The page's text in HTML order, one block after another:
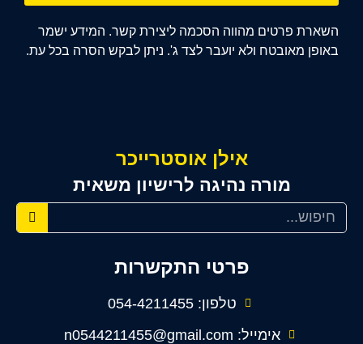
פרטי התקשרות
טלפון: 054-4211455
אימייל: n0544211455@gmail.com
אילן אוסטרייכר
מורה נהיגה לרישיון משאית
השארת פרטים מהווה הסכמה ליצירת קשר. המידע ישמר
באופן מאובטח ולא יועבר לצד ג'. ניתן לבקש הסרה בכל עת.